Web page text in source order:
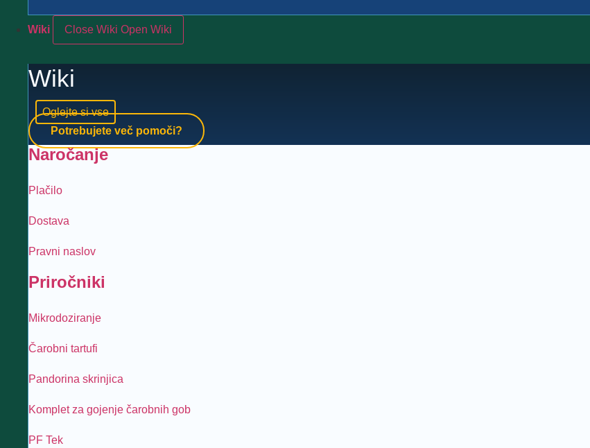
Wiki Close Wiki Open Wiki
Wiki
Oglejte si vse
Potrebujete več pomoči?
Naročanje
Plačilo
Dostava
Pravni naslov
Priročniki
Mikrodoziranje
Čarobni tartufi
Pandorina skrinjica
Komplet za gojenje čarobnih gob
PF Tek